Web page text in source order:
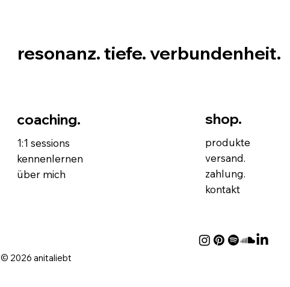
resonanz. tiefe. verbundenheit.
coaching.
1:1 sessions
kennenlernen
über mich
shop.
produkte
versand.
zahlung.
kontakt
© 2026 anitaliebt